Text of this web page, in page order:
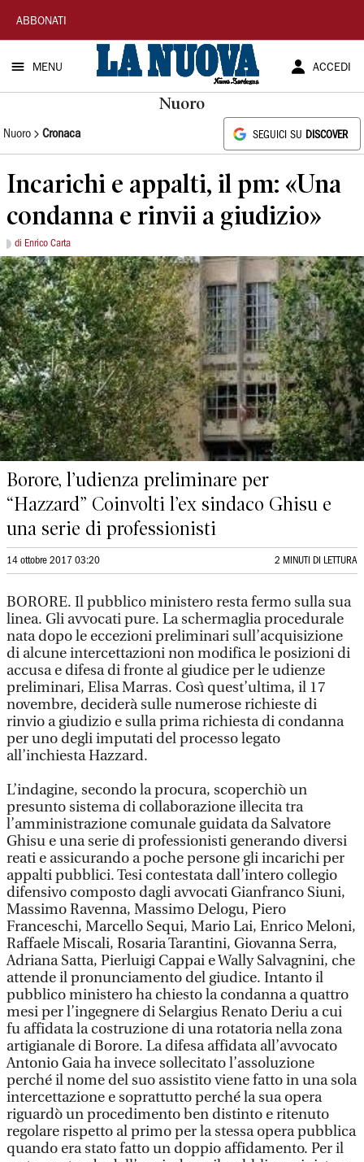
La
Nuova
Sardegna
ABBONATI
MENU ACCEDI
Nuoro
Nuoro Cronaca SEGUICI SU DISCOVER
Incarichi e appalti, il pm: «Una
condanna e rinvii a giudizio»
di Enrico Carta
Borore, l’udienza preliminare per
“Hazzard” Coinvolti l’ex sindaco Ghisu e
una serie di professionisti
14 ottobre 2017 03:20 2 MINUTI DI LETTURA
BORORE. Il pubblico ministero resta fermo sulla sua
linea. Gli avvocati pure. La schermaglia procedurale
nata dopo le eccezioni preliminari sull’acquisizione
di alcune intercettazioni non modifica le posizioni di
accusa e difesa di fronte al giudice per le udienze
preliminari, Elisa Marras. Così quest’ultima, il 17
novembre, deciderà sulle numerose richieste di
rinvio a giudizio e sulla prima richiesta di condanna
per uno degli imputati del processo legato
all’inchiesta Hazzard.
L’indagine, secondo la procura, scoperchiò un
presunto sistema di collaborazione illecita tra
l’amministrazione comunale guidata da Salvatore
Ghisu e una serie di professionisti generando diversi
reati e assicurando a poche persone gli incarichi per
appalti pubblici. Tesi contestata dall’intero collegio
difensivo composto dagli avvocati Gianfranco Siuni,
Massimo Ravenna, Massimo Delogu, Piero
Franceschi, Marcello Sequi, Mario Lai, Enrico Meloni,
Raffaele Miscali, Rosaria Tarantini, Giovanna Serra,
Adriana Satta, Pierluigi Cappai e Wally Salvagnini, che
attende il pronunciamento del giudice. Intanto il
pubblico ministero ha chiesto la condanna a quattro
mesi per l’ingegnere di Selargius Renato Deriu a cui
fu affidata la costruzione di una rotatoria nella zona
artigianale di Borore. La difesa affidata all’avvocato
Antonio Gaia ha invece sollecitato l’assoluzione
perché il nome del suo assistito viene fatto in una sola
intercettazione e soprattutto perché la sua opera
riguardò un procedimento ben distinto e ritenuto
regolare rispetto al primo per la stessa opera pubblica
quando era stato fatto un doppio affidamento. Per il